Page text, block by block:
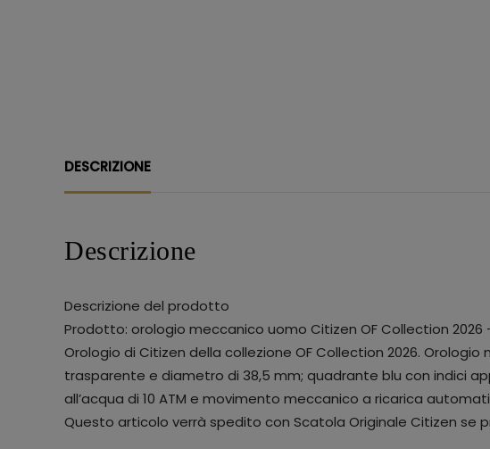
DESCRIZIONE
Descrizione
Descrizione del prodotto
Prodotto: orologio meccanico uomo Citizen OF Collection 2026 –
Orologio di Citizen della collezione OF Collection 2026.
trasparente e diametro di 38,5 mm; quadrante blu con indici
all’acqua di 10 ATM e movimento meccanico a ricarica
Questo articolo verrà spedito con Scatola Originale Citizen se